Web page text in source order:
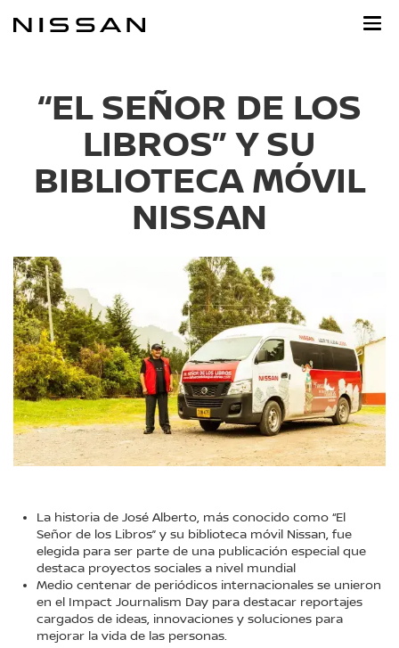
“EL SEÑOR DE LOS
LIBROS” Y SU
BIBLIOTECA MÓVIL
NISSAN
La historia de José Alberto, más conocido como “El
Señor de los Libros” y su biblioteca móvil Nissan, fue
elegida para ser parte de una publicación especial que
destaca proyectos sociales a nivel mundial
Medio centenar de periódicos internacionales se unieron
en el Impact Journalism Day para destacar reportajes
cargados de ideas, innovaciones y soluciones para
mejorar la vida de las personas.